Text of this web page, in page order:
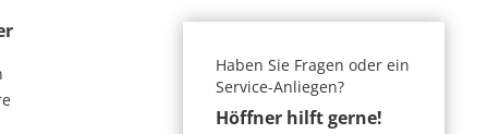
Haben Sie Fragen oder ein
Service-Anliegen?
Höffner hilft gerne!